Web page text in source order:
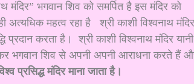
को समर्पित है इस मंदिर को
अत्यधिक महत्व रहा है श्री काशी विश्वनाथ मंदिर
प्रदान करता है। श्री काशी विश्वनाथ मंदिर यानी
भगवान शिव से अपनी अपनी आराधना करते हैं
प्रसिद्ध मंदिर माना जाता है।